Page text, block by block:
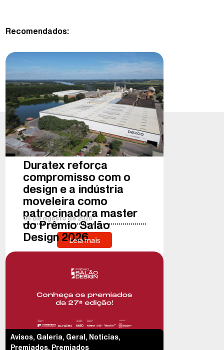
Recomendados:
Duratex reforça
compromisso com o
design e a indústria
moveleira como
patrocinadora master
do Prêmio Salão
Design 2026
05deagostode2026
Leia mais
Avisos, Galeria, Geral , Notícias,
Premiados, Premiados